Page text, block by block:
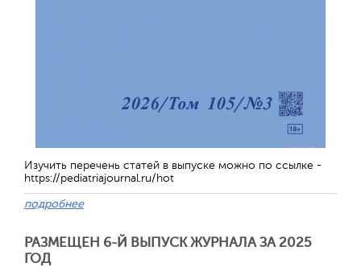
Изучить перечень статей в выпуске можно по ссылке -
https://pediatriajournal.ru/hot
подробнее
РАЗМЕЩЕН 6-Й ВЫПУСК ЖУРНАЛА ЗА 2025
ГОД